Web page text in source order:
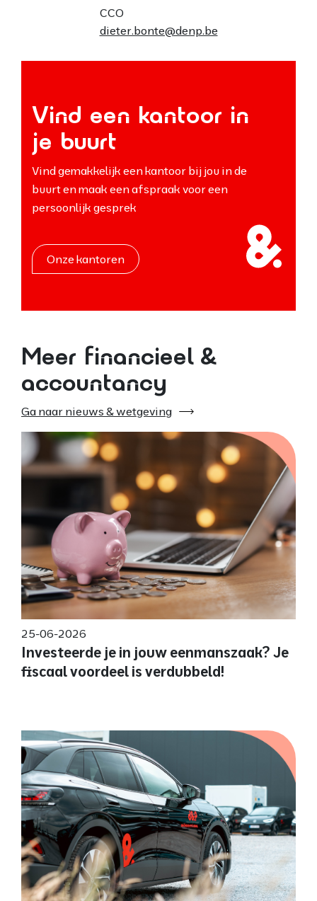
CCO
dieter.bonte@denp.be
Vind een kantoor in
je buurt
Vind gemakkelijk een kantoor bij jou in de
buurt en maak een afspraak voor een
persoonlijk gesprek
Onze kantoren
Meer financieel &
accountancy
Ga naar nieuws & wetgeving
25-06-2026
Investeerde je in jouw eenmanszaak? Je
fiscaal voordeel is verdubbeld!